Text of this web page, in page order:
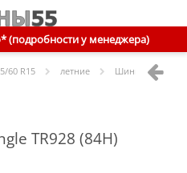
у менеджера)
60 R15 летние Шины Triangle
TR928 (84H)